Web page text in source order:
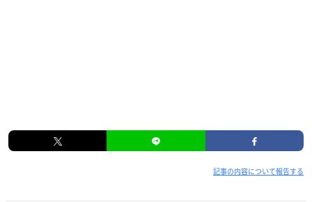
記事の内容について報告する